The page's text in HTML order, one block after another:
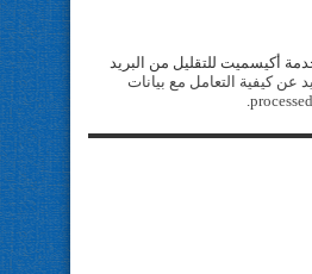
أكيسميت للتقليل من البريد
عن كيفية التعامل مع بيانات
.